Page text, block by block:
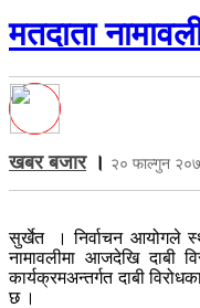
मतदाता
खबर बजार। २० फाल्गुन
सुर्खेत । निर्वाचन आयोगले
नामावलीमा आजदेखि दाबी
कार्यक्रमअन्तर्गत दाबी
छ ।